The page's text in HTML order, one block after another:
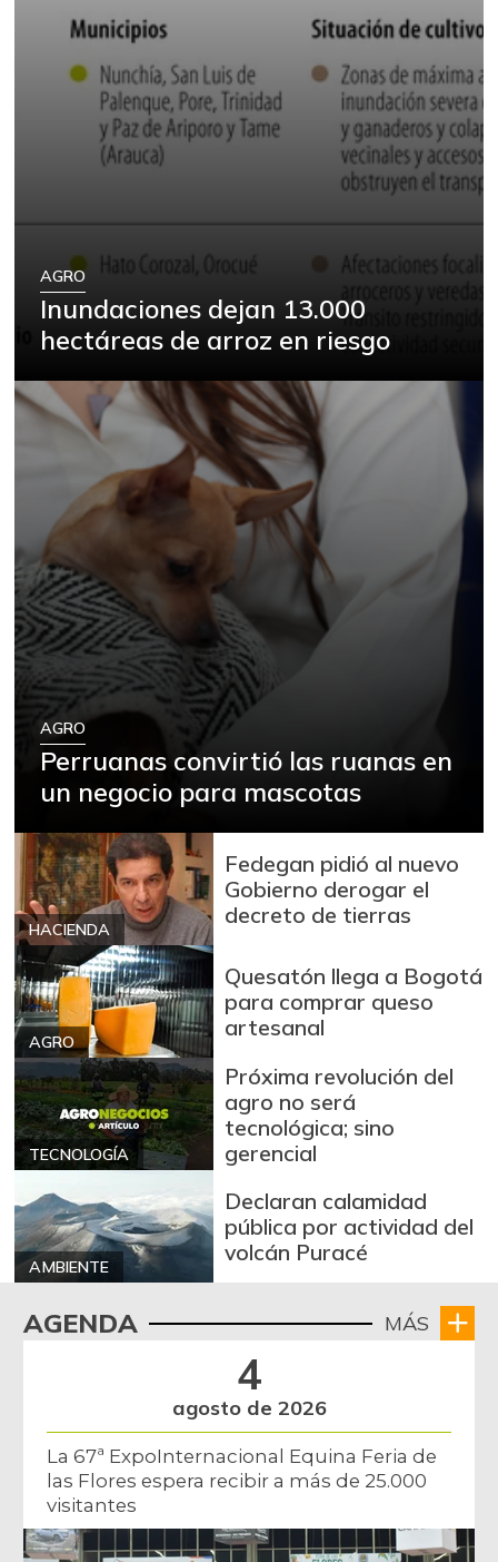
AGRO
Inundaciones dejan 13.000
hectáreas de arroz en riesgo
AGRO
Perruanas convirtió las ruanas en
un negocio para mascotas
HACIENDA
Fedegan pidió al nuevo
Gobierno derogar el
decreto de tierras
AGRO
Quesatón llega a Bogotá
para comprar queso
artesanal
TECNOLOGÍA
Próxima revolución del
agro no será
tecnológica; sino
gerencial
AMBIENTE
Declaran calamidad
pública por actividad del
volcán Puracé
AGENDA MÁS
4
agosto de 2026
La 67ª ExpoInternacional Equina Feria de
las Flores espera recibir a más de 25.000
visitantes